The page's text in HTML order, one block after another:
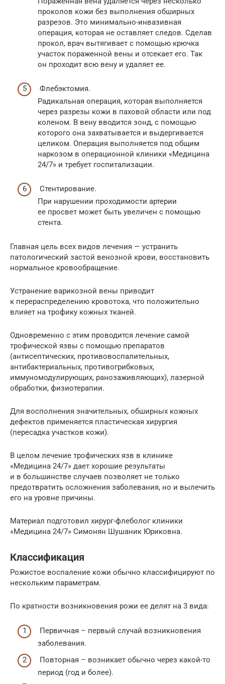
проколов кожи без выполнения обширных
разрезов. Это минимально-инвазивная
операция, которая не оставляет следов. Сделав
прокол, врач вытягивает с помощью крючка
участок пораженной вены и отсекает его. Так
он проходит всю вену и удаляет ее.
Флебэктомия.
Радикальная операция, которая выполняется
через разрезы кожи в паховой области или под
коленом. В вену вводится зонд, с помощью
которого она захватывается и выдергивается
целиком. Операция выполняется под общим
наркозом в операционной клиники «Медицина
24/7» и требует госпитализации.
Стентирование.
При нарушении проходимости артерии
ее просвет может быть увеличен с помощью
стента.
Главная цель всех видов лечения — устранить
патологический застой венозной крови, восстановить
нормальное кровообращение.
Устранение варикозной вены приводит
к перераспределению кровотока, что положительно
влияет на трофику кожных тканей.
Одновременно с этим проводится лечение самой
трофической язвы с помощью препаратов
(антисептических, противовоспалительных,
антибактериальных, противогрибковых,
иммуномодулирующих, ранозаживляющих), лазерной
обработки, физиотерапии.
Для восполнения значительных, обширных кожных
дефектов применяется пластическая хирургия
(пересадка участков кожи).
В целом лечение трофических язв в клинике
«Медицина 24/7» дает хорошие результаты
и в большинстве случаев позволяет не только
предотвратить осложнения заболевания, но и вылечить
его на уровне причины.
Материал подготовил хирург-флеболог клиники
«Медицина 24/7» Симонян Шушаник Юриковна.
Классификация
Рожистое воспаление кожи обычно классифицируют по
нескольким параметрам.
По кратности возникновения рожи ее делят на 3 вида:
Первичная – первый случай возникновения
заболевания.
Повторная – возникает обычно через какой-то
период (год и более).